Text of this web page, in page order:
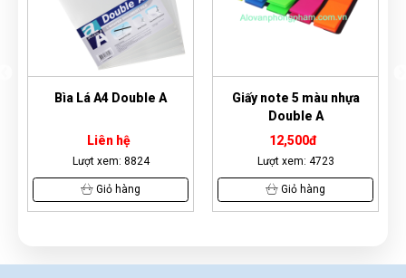
Bìa Lá A4 Double A
Liên hệ
Lượt xem: 8824
Giỏ hàng
Giấy note 5 màu nhựa
Double A
12,500đ
Lượt xem: 4723
Giỏ hàng